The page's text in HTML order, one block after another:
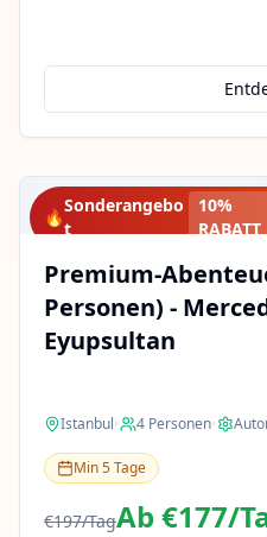
🔥
Sonderangebo
t
10%
RABATT
Premium-
Personen) -
Eyupsultan
Istanbul• 4 Personen•
Min5Tage
€197/TagAb €177/